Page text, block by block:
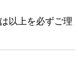
以上を必ずご理